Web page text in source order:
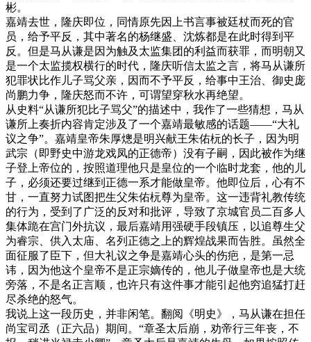
彬。
嘉靖去世，隆庆即位，同情原先因上书言事被廷杖而死的官
员，给予平反，其中著名的杨继盛、沈炼都是在此时得到平
反。但是马从谦是因为触及太监集团的利益而获罪，而明朝又
是一个太监揽权横行的时代，隆庆听信太监之言，将马从谦所
犯罪状比作儿子骂父亲，因而不予平反，给事中王治、御史庞
尚鹏力争，隆庆怒而不许，可谓望穿秋水再绝望。
从史料“从谦所犯比子骂父”的描述中，我作了一些猜想，马从
谦所上奏折内容肯定涉及了一个嘉靖最敏感的话题——“大礼
议之争”。嘉靖皇帝朱厚熜是明兴献王朱佑杬的长子，因为明
武宗（即野史中游龙戏凤的正德帝）没有子嗣，因此被作为继
子登上帝位的，按照道理他只是皇位的一个临时龙套，他的儿
子，必须还要过继到正德一系才能做皇帝。他即位后，心有不
甘，一直努力试图把生父朱佑杬尊为皇帝。这一违背礼教传统
的行为，受到了广泛的反对和批评，导致了京城官员二百多人
集体跪在宫门外抗议，最后嘉靖用强硬手段镇压，以追尊生父
为睿宗、供入太庙、名列正德之上的辉煌战果而告胜。虽然全
面征服了臣下，但大礼议之争是嘉靖心头的伤疤，是第一忌
讳，因为他这个皇帝不是正宗嫡传的，他儿子做皇帝也是大统
旁落，不是名正言顺，也许只有这件事才能引起他穷追猛打赶
尽杀绝的怒气。
我说上这一段历史，并非闲笔。翻阅《明史》，马从谦在担任
尚宝司丞（正六品）期间。“章圣太后崩，劝帝行三年丧，不